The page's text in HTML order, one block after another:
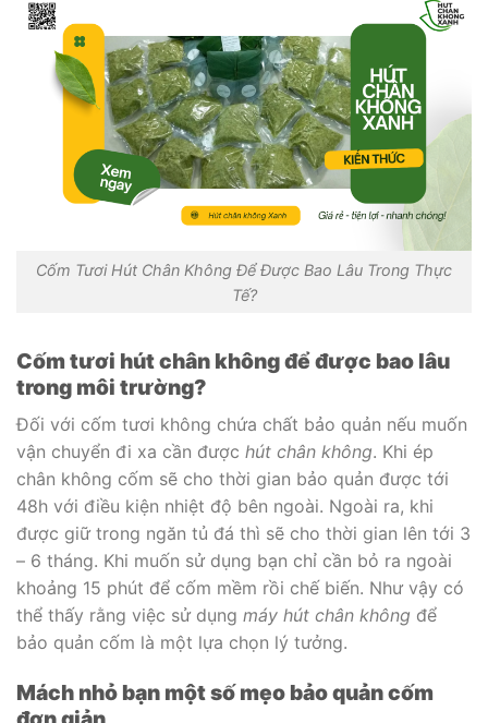
Cốm Tươi Hút Chân Không Để Được Bao Lâu Trong Thực
Tế?
Cốm tươi hút chân không để được bao lâu
trong môi trường?
Đối với cốm tươi không chứa chất bảo quản nếu muốn
vận chuyển đi xa cần được hút chân không. Khi ép
chân không cốm sẽ cho thời gian bảo quản được tới
48h với điều kiện nhiệt độ bên ngoài. Ngoài ra, khi
được giữ trong ngăn tủ đá thì sẽ cho thời gian lên tới 3
– 6 tháng. Khi muốn sử dụng bạn chỉ cần bỏ ra ngoài
khoảng 15 phút để cốm mềm rồi chế biến. Như vậy có
thể thấy rằng việc sử dụng máy hút chân không để
bảo quản cốm là một lựa chọn lý tưởng.
Mách nhỏ bạn một số mẹo bảo quản cốm